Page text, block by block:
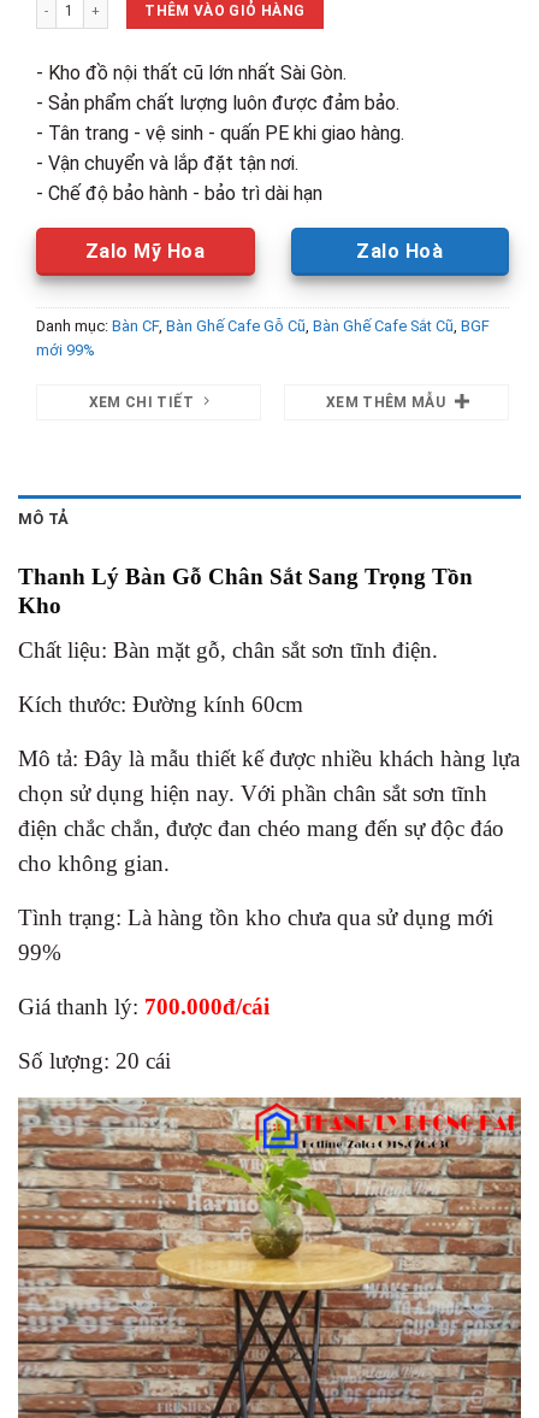
1,250,000₫.
THÊM VÀO GIỎ HÀNG
- Kho đồ nội thất cũ lớn nhất Sài Gòn.
- Sản phẩm chất lượng luôn được đảm bảo.
- Tân trang - vệ sinh - quấn PE khi giao hàng.
- Vận chuyển và lắp đặt tận nơi.
- Chế độ bảo hành - bảo trì dài hạn
Zalo Mỹ Hoa Zalo Hoà
Danh mục: Bàn CF, Bàn Ghế Cafe Gỗ Cũ, Bàn Ghế Cafe Sắt Cũ, BGF
mới 99%
XEM CHI TIẾT XEM THÊM MẪU
MÔ TẢ
Thanh Lý Bàn Gỗ Chân Sắt Sang Trọng Tồn
Kho
Chất liệu: Bàn mặt gỗ, chân sắt sơn tĩnh điện.
Kích thước: Đường kính 60cm
Mô tả: Đây là mẫu thiết kế được nhiều khách hàng lựa
chọn sử dụng hiện nay. Với phần chân sắt sơn tĩnh
điện chắc chắn, được đan chéo mang đến sự độc đáo
cho không gian.
Tình trạng: Là hàng tồn kho chưa qua sử dụng mới
99%
Giá thanh lý: 700.000đ/cái
Số lượng: 20 cái